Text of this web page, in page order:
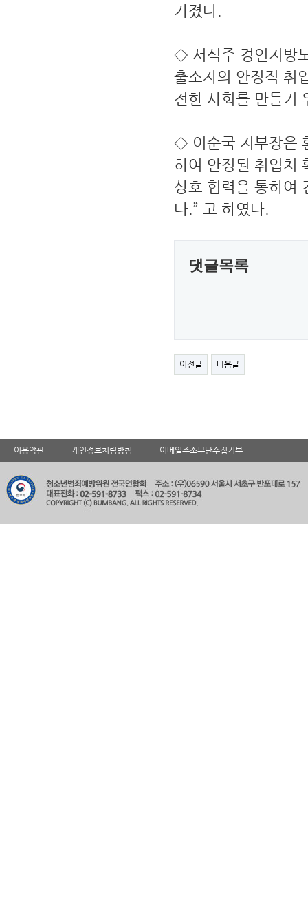
가졌다.
◇ 서석주 경인지방
출소자의 안정적 취
전한 사회를 만들기
◇ 이순국 지부장은
하여 안정된 취업처
상호 협력을 통하여
다.” 고 하였다.
댓글목록
이전글 다음글
이용약관 개인정보처림방침 이메일주소무단수집거부